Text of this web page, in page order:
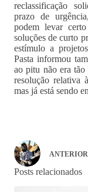
reclassificação
prazo de
podem levar
soluções de curto
estímulo a
Pasta informou
ao pitu não era tão
resolução relativa
mas já está sendo
ANTERIOR
Posts relacionados